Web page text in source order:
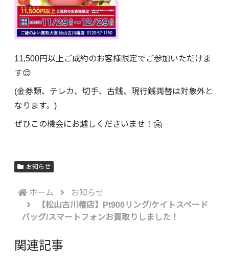
11,500円以上ご成約のお客様限定でご参加いただけま
す😌
(金券類、テレカ、切手、古銭、現行銭両替は対象外と
なります。)
ぜひこの機会にお越しくださいませ！🤗
お知らせ
ホーム
お知らせ
【松山古川椿店】Pt900リング/ケイトスペード
バッグ/スマートフォンお買取りしました！
関連記事